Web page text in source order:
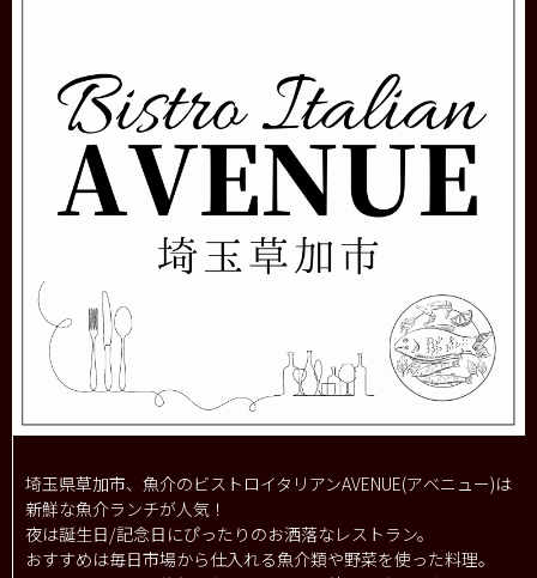
埼玉県草加市、魚介のビストロイタリアンAVENUE(アベニュー)は
新鮮な魚介ランチが人気！
夜は誕生日/記念日にぴったりのお洒落なレストラン。
おすすめは毎日市場から仕入れる魚介類や野菜を使った料理。